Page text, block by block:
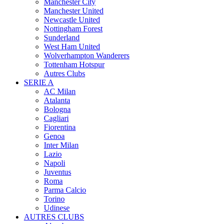
Manchester City
Manchester United
Newcastle United
Nottingham Forest
Sunderland
West Ham United
Wolverhampton Wanderers
Tottenham Hotspur
Autres Clubs
SERIE A
AC Milan
Atalanta
Bologna
Cagliari
Fiorentina
Genoa
Inter Milan
Lazio
Napoli
Juventus
Roma
Parma Calcio
Torino
Udinese
AUTRES CLUBS